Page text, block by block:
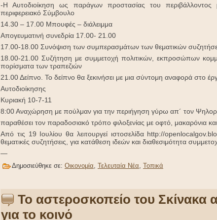
-Η Αυτοδιοίκηση ως παράγων προστασίας του περιβάλλοντος
περιφερειακό Σύμβουλο
14.30 – 17.00 Μπουφές – διάλειμμα
Απογευματινή συνεδρία 17.00- 21.00
17.00-18.00 Συνόψιση των συμπερασμάτων των θεματικών
18.00-21.00 Συζήτηση με συμμετοχή πολιτικών, εκπροσώπων
πορίσματα των τραπεζιών
21.00 Δείπνο. Το δείπνο θα ξεκινήσει με μια σύντομη αναφορά στο
Αυτοδιοίκησης
Κυριακή 10-7-11
8:00 Αναχώρηση με πούλμαν για την περιήγηση γύρω απ´ τον
παραθέσει τον παραδοσιακό τρόπο φιλοξενίας με οφτό, μακαρόνια
Από τις 19 Ιουλίου θα λειτουργεί ιστοσελίδα http://
θεματικές συζητήσεις, για κατάθεση ιδεών και διαθεσιμότητα
—
Δημοσιεύθηκε σε: Οικονομία Τελευταία Νέα Τοπικά
Το αστεροσκοπείο του Σκίνακα
για το κοινό